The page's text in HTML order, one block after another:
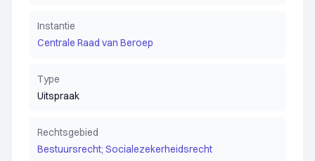
Instantie
Centrale Raad van Beroep
Type
Uitspraak
Rechtsgebied
Bestuursrecht; Socialezekerheidsrecht